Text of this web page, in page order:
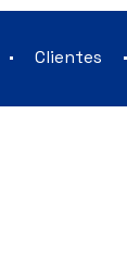
Clientes